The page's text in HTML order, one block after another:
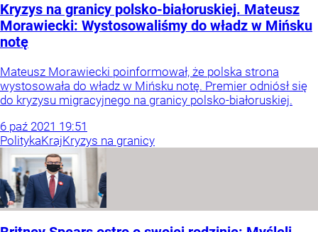
Kryzys na granicy polsko-białoruskiej. Mateusz
Morawiecki: Wystosowaliśmy do władz w Mińsku
notę
Mateusz Morawiecki poinformował, że polska strona
wystosowała do władz w Mińsku notę. Premier odniósł się
do kryzysu migracyjnego na granicy polsko-białoruskiej.
6 paź 2021 19:51
PolitykaKrajKryzys na granicy